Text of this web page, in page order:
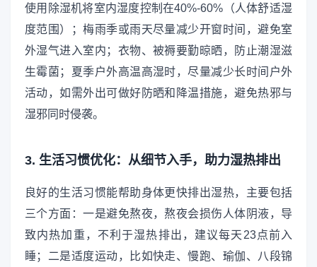
使用除湿机将室内湿度控制在40%-60%（人体舒适湿
度范围）；梅雨季或雨天尽量减少开窗时间，避免室
外湿气进入室内；衣物、被褥要勤晾晒，防止潮湿滋
生霉菌；夏季户外高温高湿时，尽量减少长时间户外
活动，如需外出可做好防晒和降温措施，避免热邪与
湿邪同时侵袭。
3. 生活习惯优化：从细节入手，助力湿热排出
良好的生活习惯能帮助身体更快排出湿热，主要包括
三个方面：一是避免熬夜，熬夜会损伤人体阴液，导
致内热加重，不利于湿热排出，建议每天23点前入
睡；二是适度运动，比如快走、慢跑、瑜伽、八段锦